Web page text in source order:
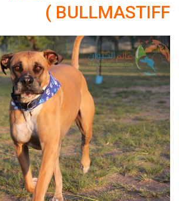
BULLMASTIFF )